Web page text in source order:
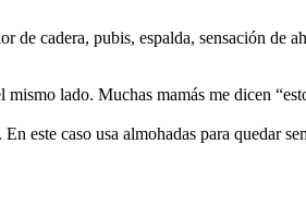
de cadera, pubis, espalda, sensación de
lado. Muchas mamás me dicen
este caso usa almohadas para quedar